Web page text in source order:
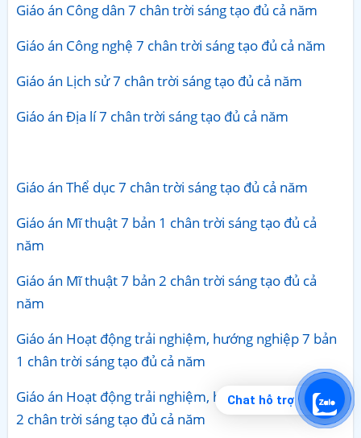
Giáo án Công dân 7 chân trời sáng tạo đủ cả năm
Giáo án Công nghệ 7 chân trời sáng tạo đủ cả năm
Giáo án Lịch sử 7 chân trời sáng tạo đủ cả năm
Giáo án Địa lí 7 chân trời sáng tạo đủ cả năm
Giáo án Thể dục 7 chân trời sáng tạo đủ cả năm
Giáo án Mĩ thuật 7 bản 1 chân trời sáng tạo đủ cả
năm
Giáo án Mĩ thuật 7 bản 2 chân trời sáng tạo đủ cả
năm
Giáo án Hoạt động trải nghiệm, hướng nghiệp 7 bản
1 chân trời sáng tạo đủ cả năm
Giáo án Hoạt động trải nghiệm, hướng nghiệp 7 bản
2 chân trời sáng tạo đủ cả năm
Chat hỗ trợ